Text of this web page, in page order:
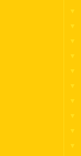
▼
▼
▼
▼
▼
▼
▼
▼
▼
▼